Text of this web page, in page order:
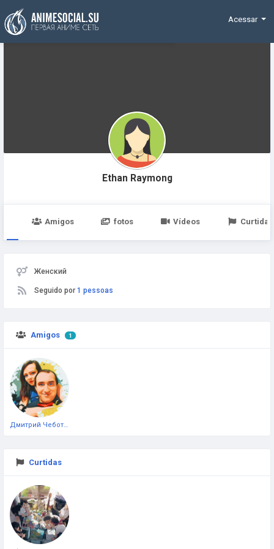
Funding
Acessar
Ethan Raymong
Amigos fotos Vídeos Curtidas
Женский
Seguido por 1 pessoas
Amigos 1
Curtidas